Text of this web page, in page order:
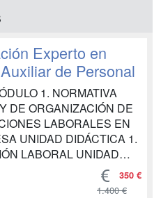
Experto en
de Personal
1. NORMATIVA
DE ORGANIZACIÓN DE
LABORALES EN
UNIDAD DIDÁCTICA 1.
LABORAL UNIDAD
2. FUENTES DEL
LABORAL UNIDAD
350 €
1.400 €